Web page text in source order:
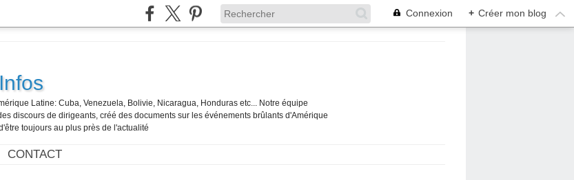
Connexion + Créer mon blog
Latine: Cuba, Venezuela, Bolivie, Nicaragua, Honduras etc... Notre équipe
discours de dirigeants, créé des documents sur les événements brûlants d'Amérique
toujours au plus près de l'actualité
CONTACT